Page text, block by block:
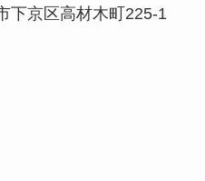
下京区高材木町225-1